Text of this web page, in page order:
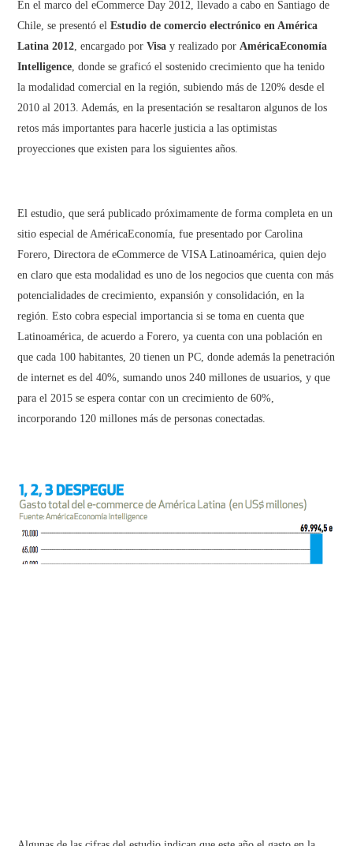
En el marco del eCommerce Day 2012, llevado a cabo en Santiago de
Chile, se presentó elEstudio de comercio electrónico en América
Latina 2012, encargado porVisa y realizado por AméricaEconomía
Intelligence, donde se graficó el sostenido crecimiento que ha tenido
la modalidad comercial en la región, subiendo más de 120% desde el
2010 al 2013. Además, en la presentación se resaltaron algunos de los
retos más importantes para hacerle justicia a las optimistas
proyecciones que existen para los siguientes años.
El estudio, que será publicado próximamente de forma completa en un
sitio especial de AméricaEconomía, fue presentado por Carolina
Forero, Directora de eCommerce de VISA Latinoamérica, quien dejo
en claro que esta modalidad es uno de los negocios que cuenta con más
potencialidades de crecimiento, expansión y consolidación, en la
región. Esto cobra especial importancia si se toma en cuenta que
Latinoamérica, de acuerdo a Forero, ya cuenta con una población en
que cada 100 habitantes, 20 tienen un PC, donde además la penetración
de internet es del 40%, sumando unos 240 millones de usuarios, y que
para el 2015 se espera contar con un crecimiento de 60%,
incorporando 120 millones más de personas conectadas.